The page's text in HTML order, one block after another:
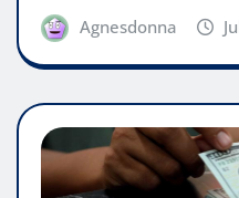
Agnesdonna